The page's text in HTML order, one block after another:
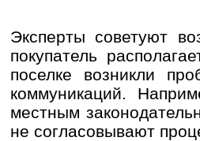
Эксперты советуют
покупатель
поселке возникли
коммуникаций.
местным
не согласовывают